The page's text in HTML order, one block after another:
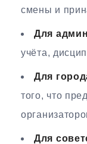
смены и
Для
учёта,
Для
того, что
Для